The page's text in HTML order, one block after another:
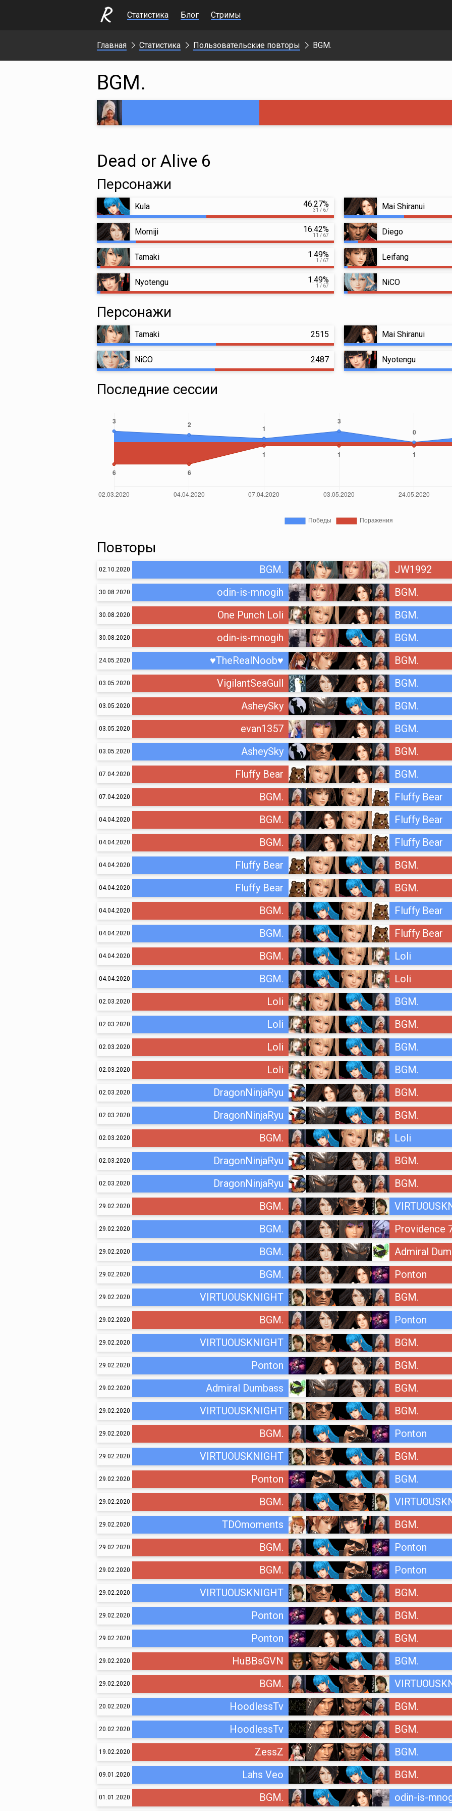
Статистика Блог Стримы
Главная Статистика Пользовательские повторы BGM.
BGM.
Dead or Alive 6
Персонажи
Kula 46.27%
31 / 67 Mai Shiranui
Momiji 16.42%
11 / 67 Diego
Tamaki 1.49%
1 / 67 Leifang
Nyotengu 1.49%
1 / 67 NiCO
Персонажи
Tamaki 2515 Mai Shiranui
NiCO 2487 Nyotengu
Последние сессии
Повторы
02.10.2020 BGM. JW1992
30.08.2020 odin-is-mnogih BGM.
30.08.2020 One Punch Loli BGM.
30.08.2020 odin-is-mnogih BGM.
24.05.2020 ♥TheRealNoob♥ BGM.
03.05.2020 VigilantSeaGull BGM.
03.05.2020 AsheySky BGM.
03.05.2020 evan1357 BGM.
03.05.2020 AsheySky BGM.
07.04.2020 Fluffy Bear BGM.
07.04.2020 BGM. Fluffy Bear
04.04.2020 BGM. Fluffy Bear
04.04.2020 BGM. Fluffy Bear
04.04.2020 Fluffy Bear BGM.
04.04.2020 Fluffy Bear BGM.
04.04.2020 BGM. Fluffy Bear
04.04.2020 BGM. Fluffy Bear
04.04.2020 BGM. Loli
04.04.2020 BGM. Loli
02.03.2020 Loli BGM.
02.03.2020 Loli BGM.
02.03.2020 Loli BGM.
02.03.2020 Loli BGM.
02.03.2020 DragonNinjaRyu BGM.
02.03.2020 DragonNinjaRyu BGM.
02.03.2020 BGM. Loli
02.03.2020 DragonNinjaRyu BGM.
02.03.2020 DragonNinjaRyu BGM.
29.02.2020 BGM.
29.02.2020 BGM. Providence
29.02.2020 BGM. Admiral
29.02.2020 BGM. Ponton
29.02.2020 VIRTUOUSKNIGHT BGM.
29.02.2020 BGM. Ponton
29.02.2020 VIRTUOUSKNIGHT BGM.
29.02.2020 Ponton BGM.
29.02.2020 Admiral Dumbass BGM.
29.02.2020 VIRTUOUSKNIGHT BGM.
29.02.2020 BGM. Ponton
29.02.2020 VIRTUOUSKNIGHT BGM.
29.02.2020 Ponton BGM.
29.02.2020 BGM.
29.02.2020 TDOmoments BGM.
29.02.2020 BGM. Ponton
29.02.2020 BGM. Ponton
29.02.2020 VIRTUOUSKNIGHT BGM.
29.02.2020 Ponton BGM.
29.02.2020 Ponton BGM.
29.02.2020 HuBBsGVN BGM.
29.02.2020 BGM.
20.02.2020 HoodlessTv BGM.
20.02.2020 HoodlessTv BGM.
19.02.2020 ZessZ BGM.
09.01.2020 Lahs Veo BGM.
01.01.2020 BGM. odin-is-